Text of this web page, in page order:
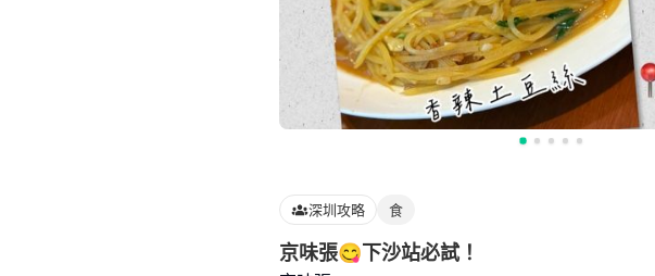
深圳攻略 食
京味張😋下沙站必試！